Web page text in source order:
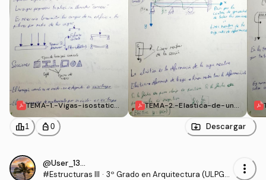
TEMA-1.-Vigas-isostatica
s.pdf
TEMA-2.-Elastica-de-una
-viga.pdf
leaderboard1 personal_bag 0 Descargar
@User_130540
#Estructuras III · 3º Grado en Arquitectura (ULPG
more_vert